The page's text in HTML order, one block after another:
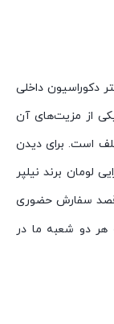
دکوراسیون داخلی
از مزیت‌های آن
است. برای دیدن
لومان برند نیلپر
قصد سفارش حضوری
هر دو شعبه ما در